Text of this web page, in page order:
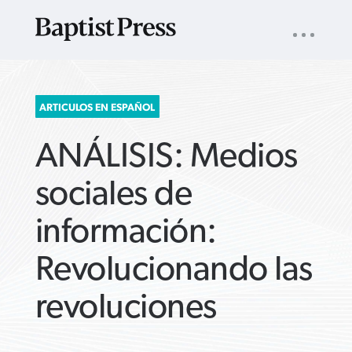
SEARCH
FOR:
NAV
ARTICULOS EN ESPAÑOL
ANÁLISIS: Medios
sociales de
información:
Revolucionando las
revoluciones
ARTICLES ›
ARTICLES ›